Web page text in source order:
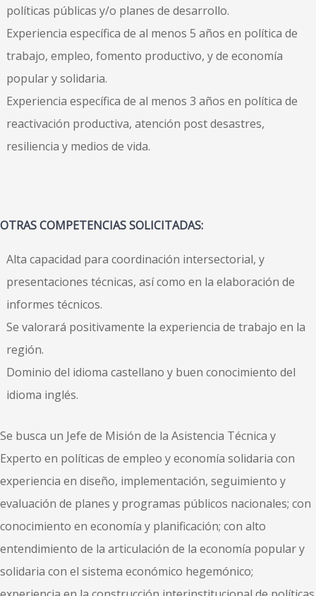
políticas públicas y/o planes de desarrollo.
Experiencia específica de al menos 5 años en política de
trabajo, empleo, fomento productivo, y de economía
popular y solidaria.
Experiencia específica de al menos 3 años en política de
reactivación productiva, atención post desastres,
resiliencia y medios de vida.
OTRAS COMPETENCIAS SOLICITADAS:
Alta capacidad para coordinación intersectorial, y
presentaciones técnicas, así como en la elaboración de
informes técnicos.
Se valorará positivamente la experiencia de trabajo en la
región.
Dominio del idioma castellano y buen conocimiento del
idioma inglés.
Se busca un Jefe de Misión de la Asistencia Técnica y
Experto en políticas de empleo y economía solidaria con
experiencia en diseño, implementación, seguimiento y
evaluación de planes y programas públicos nacionales; con
conocimiento en economía y planificación; con alto
entendimiento de la articulación de la economía popular y
solidaria con el sistema económico hegemónico;